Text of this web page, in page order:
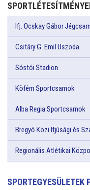
Ifj. Ocskay Gábor
Csitáry G. Emil Uszoda
Sóstói Stadion
Köfém Sportcsarnok
Alba Regia Sportcsarnok
Bregyó Közi Ifjúsági és
Regionális Atlétikai
SPORTEGYESÜLETEK